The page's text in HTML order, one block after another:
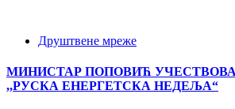
Друштвене мреже
МИНИСТАР ПОПОВИЋ
,,РУСКА ЕНЕРГЕТСКА НЕДЕЉА“